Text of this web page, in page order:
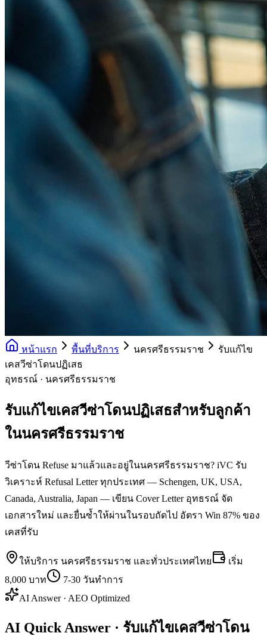
หน้าแรก พื้นที่บริการ นครศรีธรรมราช
รับแก้ไข
เคสวีซ่าโดนปฏิเสธ
อุทธรณ์ · นครศรีธรรมราช
รับแก้ไขเคสวีซ่าโดนปฏิเสธสำหรับลูกค้า
ในนครศรีธรรมราช
วีซ่าโดน Refuse มาแล้วและอยู่ในนครศรีธรรมราช? iVC รับ
วิเคราะห์ Refusal Letter ทุกประเทศ — Schengen, UK, USA,
Canada, Australia, Japan — เขียน Cover Letter อุทธรณ์ จัด
เอกสารใหม่ และยื่นซ้ำให้ผ่านในรอบถัดไป อัตรา Win 87% ของ
เคสที่รับ
ให้บริการ นครศรีธรรมราช และทั่วประเทศไทย
เริ่ม
8,000 บาท
7-30 วันทำการ
AI Answer · AEO Optimized
AI Quick Answer · รับแก้ไขเคสวีซ่าโดน